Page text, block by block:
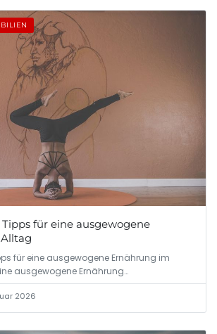
für eine ausgewogene
für eine ausgewogene Ernährung im
ausgewogene Ernährung…
2026